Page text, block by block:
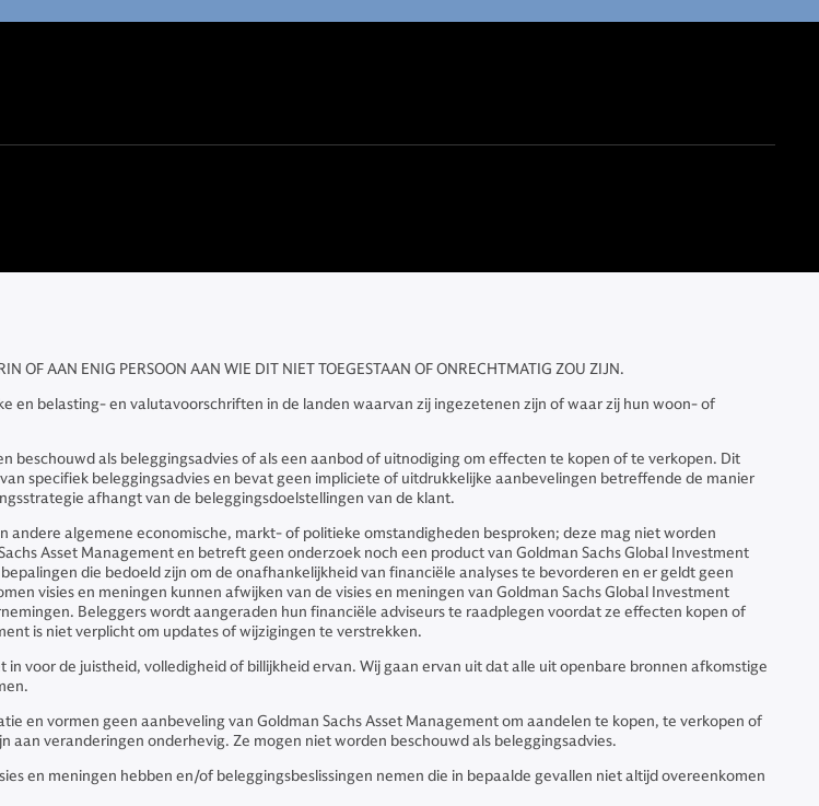
OF AAN ENIG PERSOON AAN WIE DIT NIET TOEGESTAAN OF ONRECHTMATIG ZOU ZIJN.
en belasting- en valutavoorschriften in de landen waarvan zij ingezetenen zijn of waar zij hun woon- of
als beleggingsadvies of als een aanbod of uitnodiging om effecten te kopen of te verkopen. Dit
specifiek beleggingsadvies en bevat geen impliciete of uitdrukkelijke aanbevelingen betreffende de manier
afhangt van de beleggingsdoelstellingen van de klant.
algemene economische, markt- of politieke omstandigheden besproken; deze mag niet worden
Asset Management en betreft geen onderzoek noch een product van Goldman Sachs Global Investment
die bedoeld zijn om de onafhankelijkheid van financiële analyses te bevorderen en er geldt geen
visies en meningen kunnen afwijken van de visies en meningen van Goldman Sachs Global Investment
Beleggers wordt aangeraden hun financiële adviseurs te raadplegen voordat ze effecten kopen of
is niet verplicht om updates of wijzigingen te verstrekken.
voor de juistheid, volledigheid of billijkheid ervan. Wij gaan ervan uit dat alle uit openbare bronnen afkomstige
en vormen geen aanbeveling van Goldman Sachs Asset Management om aandelen te kopen, te verkopen of
veranderingen onderhevig. Ze mogen niet worden beschouwd als beleggingsadvies.
en meningen hebben en/of beleggingsbeslissingen nemen die in bepaalde gevallen niet altijd overeenkomen